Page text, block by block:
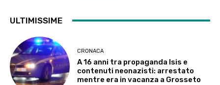
ULTIMISSIME
CRONACA
A 16 anni tra propaganda Isis e
contenuti neonazisti: arrestato
mentre era in vacanza a Grosseto